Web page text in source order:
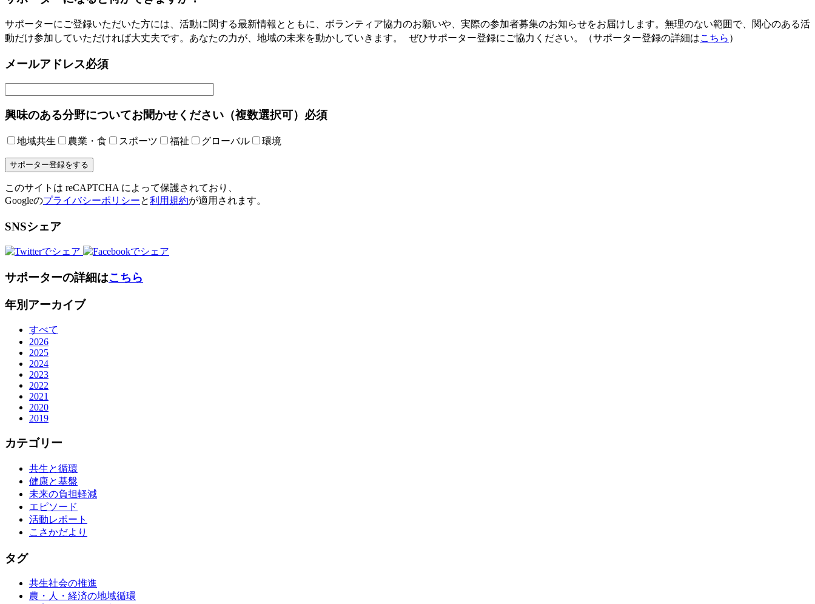
サポーターにご登録いただいた方には、活動に関する最新情報とともに、ボランティア協力のお願いや、実際の参加者募集のお知らせをお届けします。無理のない範囲で、関心のある活
動だけ参加していただければ大丈夫です。あなたの力が、地域の未来を動かしていきます。 ぜひサポーター登録にご協力ください。（サポーター登録の詳細はこちら ）
メールアドレス必須
興味のある分野についてお聞かせください（複数選択可） 必須
地域共生 農業・食 スポーツ 福祉 グローバル 環境
このサイトは reCAPTCHA によって保護されており、
Googleのプライバシーポリシーと利用規約が適用されます。
SNSシェア
サポーターの詳細はこちら
年別アーカイブ
すべて
2026
2025
2024
2023
2022
2021
2020
2019
カテゴリー
共生と循環
健康と基盤
未来の負担軽減
エピソード
活動レポート
こさかだより
タグ
共生社会の推進
農・人・経済の地域循環